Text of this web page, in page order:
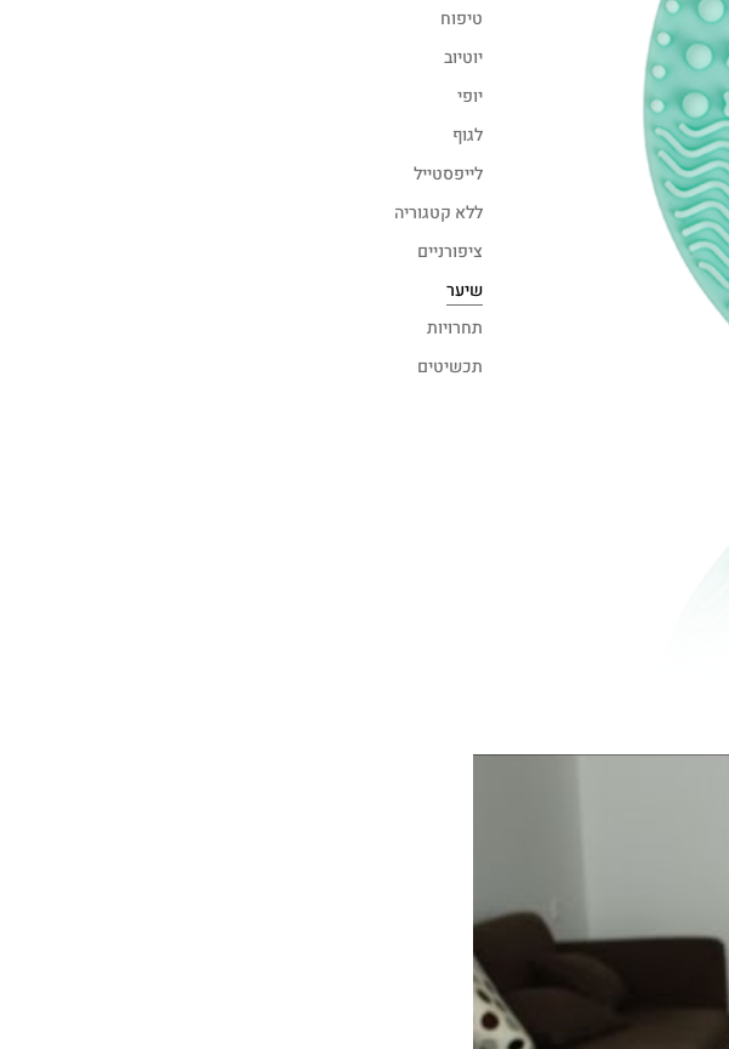
טיפוח
יוטיוב
יופי
לגוף
לייפסטייל
ללא קטגוריה
ציפורניים
שיער
תחרויות
תכשיטים